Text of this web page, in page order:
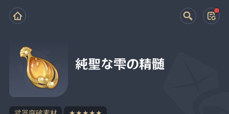
純聖な雫の精髄